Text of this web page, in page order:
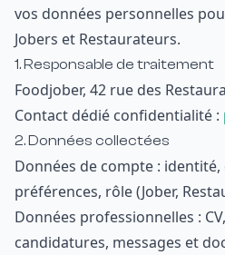
vos données personnelles
Jobers et Restaurateurs.
1. Responsable de traitement
Foodjober, 42 rue des
Contact dédié confidentialité :
2. Données collectées
Données de compte :
préférences, rôle (Jober,
Données professionnelles :
candidatures, messages et